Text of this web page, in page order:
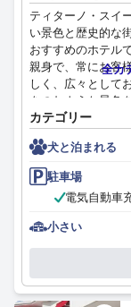
ティターノ・スイ
い景色と歴史的な
おすすめのホテル
親身で、常にお客
しく、広々として
をのむような景色
ます。ホテルは非
潔さと快適さにつ
しく、素晴らしい
トランの選択肢の
アーも少数います
ルのスタッフが駐
車場も利用できま
と柔らかい枕を賞
ノ・スイーツは、
全カ
カテゴリー
犬と泊まれる
駐車場
電気自動車
小さい